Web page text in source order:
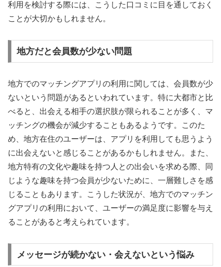
利用を検討する際には、こうした口コミに目を通しておく
ことが大切かもしれません。
地方だと会員数が少ない問題
地方でのマッチングアプリの利用に関しては、会員数が少
ないという問題があるといわれています。特に大都市と比
べると、出会える相手の選択肢が限られることが多く、マ
ッチングの機会が減少することもあるようです。このた
め、地方在住のユーザーは、アプリを利用しても思うよう
に出会えないと感じることがあるかもしれません。また、
地方特有の文化や趣味を持つ人との出会いを求める際、同
じような趣味を持つ会員が少ないために、一層難しさを感
じることもあります。こうした状況が、地方でのマッチン
グアプリの利用において、ユーザーの満足度に影響を与え
ることがあると考えられています。
メッセージが続かない・会えないという悩み